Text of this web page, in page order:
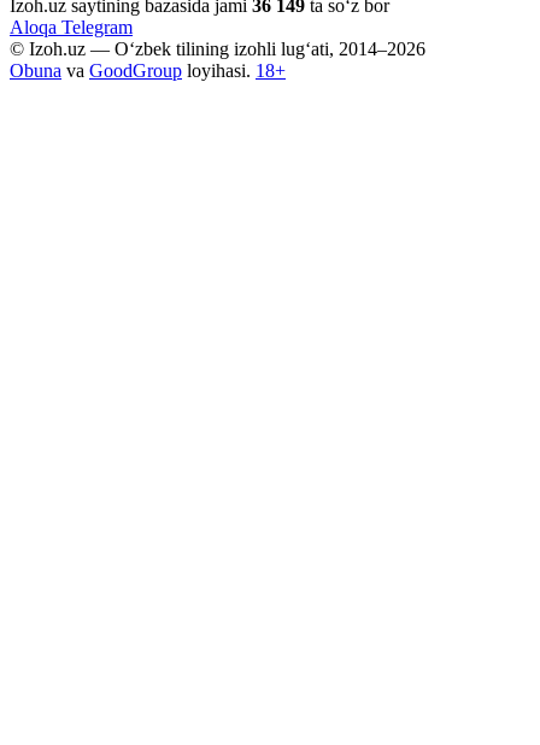
Izoh.uz saytining bazasida jami 36 149 ta so‘z bor
Aloqa Telegram
© Izoh.uz — O‘zbek tilining izohli lug‘ati, 2014–2026
Obuna va GoodGroup loyihasi. 18+